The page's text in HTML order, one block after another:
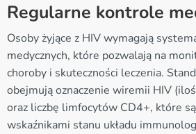
Regularne kontrole
Osoby żyjące z HIV wymagają
medycznych, które pozwalają na
choroby i skuteczności leczenia.
obejmują oznaczenie wiremii HIV
oraz liczbę limfocytów CD4+, które
wskaźnikami stanu układu